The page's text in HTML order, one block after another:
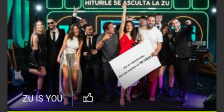
21 Iulie
Dă volumul mai tare! Cabron vine
cu Hitul Monstru al Verii
20 Iulie
Episod nou | Muzica Aia x DJ
Christian Thomson
ZU IS YOU